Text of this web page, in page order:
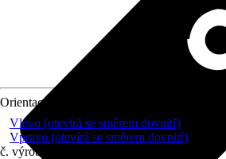
Orientace
Vlevo (otevírá se směrem dovnitř)
Vpravo (otevírá se směrem dovnitř)
č. výrobku